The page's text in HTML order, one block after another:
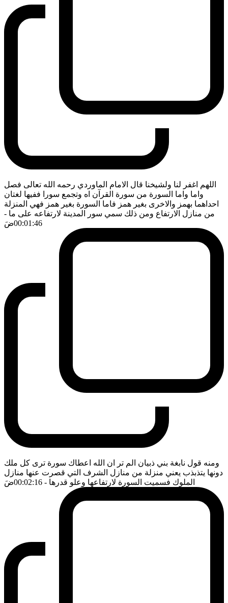
اللهم اغفر لنا ولشيخنا قال الامام الماوردي رحمه الله تعالى فصل
واما واما السورة من سورة القرآن اه وتجمع سورا ففيها لغتان
احداهما بهمز والاخرى بغير همز فاما السورة بغير همز فهي المنزلة
من منازل الارتفاع ومن ذلك سمي سور المدينة لارتفاعه على ما -
00:01:46ضَ
ومنه قول نابغة بني ذبيان الم تر ان الله اعطاك سورة ترى كل ملك
دونها يتذبذب يعني منزلة من منازل الشرف التي قصرت عنها منازل
الملوك فسميت السورة لارتفاعها وعلو قدرها - 00:02:16 ضَ